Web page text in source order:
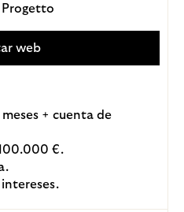
Progetto
web
meses + cuenta de
€.